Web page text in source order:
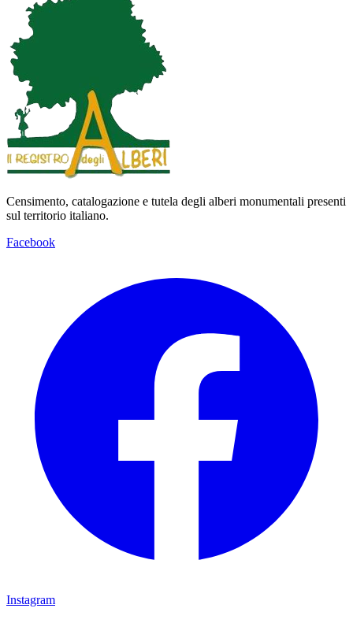
Censimento, catalogazione e tutela degli alberi monumentali presenti
sul territorio italiano.
Facebook
Instagram